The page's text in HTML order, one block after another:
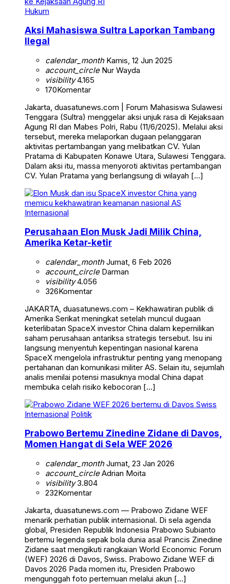
Hukum
Aksi Mahasiswa Sultra Laporkan Tambang
Ilegal
calendar_monthKamis, 12 Jun 2025
account_circleNur Wayda
visibility4.165
170Komentar
Jakarta, duasatunews.com | Forum Mahasiswa Sulawesi
Tenggara (Sultra) menggelar aksi unjuk rasa di Kejaksaan
Agung RI dan Mabes Polri, Rabu (11/6/2025). Melalui aksi
tersebut, mereka melaporkan dugaan pelanggaran
aktivitas pertambangan yang melibatkan CV. Yulan
Pratama di Kabupaten Konawe Utara, Sulawesi Tenggara.
Dalam aksi itu, massa menyoroti aktivitas pertambangan
CV. Yulan Pratama yang berlangsung di wilayah […]
Internasional
Perusahaan Elon Musk Jadi Milik China,
Amerika Ketar-ketir
calendar_monthJumat, 6 Feb 2026
account_circleDarman
visibility4.056
326Komentar
JAKARTA, duasatunews.com – Kekhawatiran publik di
Amerika Serikat meningkat setelah muncul dugaan
keterlibatan SpaceX investor China dalam kepemilikan
saham perusahaan antariksa strategis tersebut. Isu ini
langsung menyentuh kepentingan nasional karena
SpaceX mengelola infrastruktur penting yang menopang
pertahanan dan komunikasi militer AS. Selain itu, sejumlah
analis menilai potensi masuknya modal China dapat
membuka celah risiko kebocoran […]
Internasional Politik
Prabowo Bertemu Zinedine Zidane di Davos,
Momen Hangat di Sela WEF 2026
calendar_monthJumat, 23 Jan 2026
account_circleAdrian Moita
visibility3.804
232Komentar
Jakarta, duasatunews.com — Prabowo Zidane WEF
menarik perhatian publik internasional. Di sela agenda
global, Presiden Republik Indonesia Prabowo Subianto
bertemu legenda sepak bola dunia asal Prancis Zinedine
Zidane saat mengikuti rangkaian World Economic Forum
(WEF) 2026 di Davos, Swiss. Prabowo Zidane WEF di
Davos 2026 Pada momen itu, Presiden Prabowo
mengunggah foto pertemuan melalui akun […]